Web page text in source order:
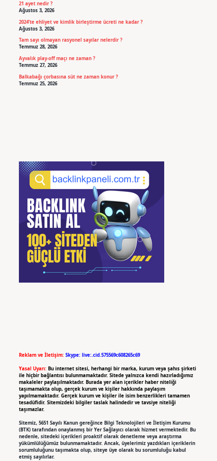
21 ayet nedir ?
Ağustos 3, 2026
2024’te ehliyet ve kimlik birleştirme ücreti ne kadar ?
Ağustos 3, 2026
Tam sayı olmayan rasyonel sayılar nelerdir ?
Temmuz 28, 2026
Ayvalık play-off maçı ne zaman ?
Temmuz 27, 2026
Balkabağı çorbasına süt ne zaman konur ?
Temmuz 25, 2026
Reklam ve İletişim: Skype: live:.cid.575569c608265c69
Yasal Uyarı: Bu internet sitesi, herhangi bir marka, kurum veya şahıs şirketi
ile hiçbir bağlantısı bulunmamaktadır. Sitede yalnızca kendi hazırladığımız
makaleler paylaşılmaktadır. Burada yer alan içerikler haber niteliği
taşımamakta olup, gerçek kurum ve kişiler hakkında paylaşım
yapılmamaktadır. Gerçek kurum ve kişiler ile isim benzerlikleri tamamen
tesadüfidir. Sitemizdeki bilgiler taslak halindedir ve tavsiye niteliği
taşımazlar.
Sitemiz, 5651 Sayılı Kanun gereğince Bilgi Teknolojileri ve İletişim Kurumu
(BTK) tarafından onaylanmış bir Yer Sağlayıcı olarak hizmet vermektedir. Bu
nedenle, sitedeki içerikleri proaktif olarak denetleme veya araştırma
yükümlülüğümüz bulunmamaktadır. Ancak, üyelerimiz yazdıkları içeriklerin
sorumluluğunu taşımakta olup, siteye üye olarak bu sorumluluğu kabul
etmiş sayılırlar.